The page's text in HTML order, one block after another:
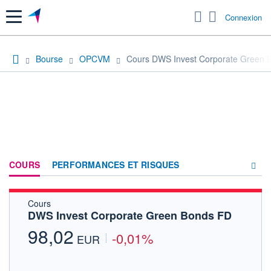
Menu Connexion
Bourse OPCVM Cours DWS Invest Corporate Green
COURS PERFORMANCES ET RISQUES
Cours
DWS Invest Corporate Green Bonds FD
98,02 EUR -0,01%